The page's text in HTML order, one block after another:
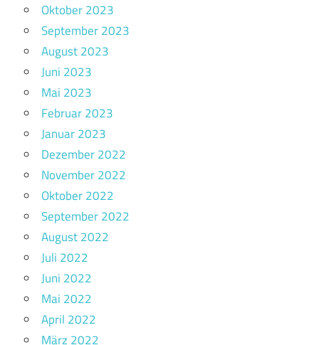
Oktober 2023
September 2023
August 2023
Juni 2023
Mai 2023
Februar 2023
Januar 2023
Dezember 2022
November 2022
Oktober 2022
September 2022
August 2022
Juli 2022
Juni 2022
Mai 2022
April 2022
März 2022